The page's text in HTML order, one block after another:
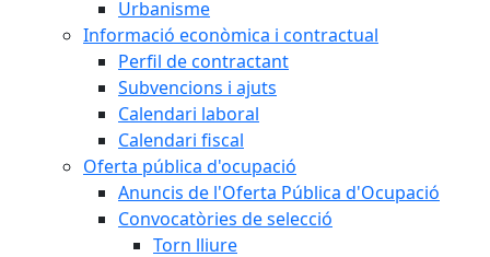
Urbanisme
Informació econòmica i contractual
Perfil de contractant
Subvencions i ajuts
Calendari laboral
Calendari fiscal
Oferta pública d'ocupació
Anuncis de l'Oferta Pública d'Ocupació
Convocatòries de selecció
Torn lliure